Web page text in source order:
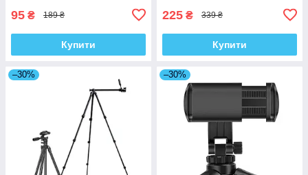
95 ₴ 189 ₴
Купити
225 ₴ 339 ₴
Купити
–30% –30%